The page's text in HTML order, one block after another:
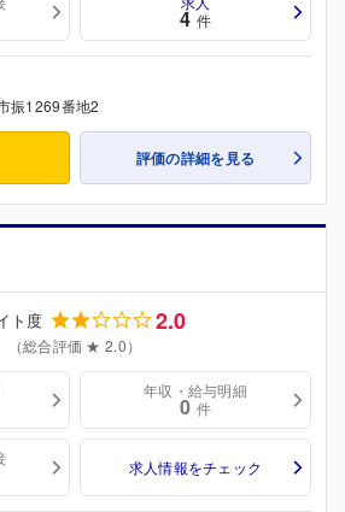
4 件
振1269番地2
評価の詳細を見る
ト度 2.0
（総合評価 ★ 2.0）
年収・給与明細
0 件
求人情報をチェック